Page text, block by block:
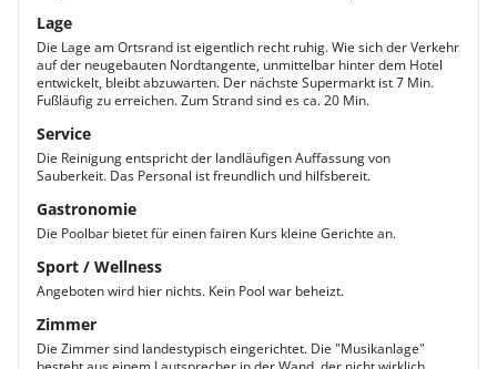
Lage
Die Lage am Ortsrand ist eigentlich recht ruhig. Wie sich der Verkehr
auf der neugebauten Nordtangente, unmittelbar hinter dem Hotel
entwickelt, bleibt abzuwarten. Der nächste Supermarkt ist 7 Min.
Fußläufig zu erreichen. Zum Strand sind es ca. 20 Min.
Service
Die Reinigung entspricht der landläufigen Auffassung von
Sauberkeit. Das Personal ist freundlich und hilfsbereit.
Gastronomie
Die Poolbar bietet für einen fairen Kurs kleine Gerichte an.
Sport / Wellness
Angeboten wird hier nichts. Kein Pool war beheizt.
Zimmer
Die Zimmer sind landestypisch eingerichtet. Die "Musikanlage"